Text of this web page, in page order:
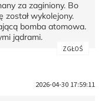
za zaginiony. Bo
został wykolejony.
bomba atomowa.
jądrami.
ZGŁOŚ
2026-04-30 17:59:11